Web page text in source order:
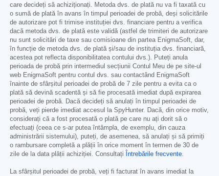
care decideți să achiziționați. Metoda dvs. de plată nu va fi taxată cu
o sumă de plată în avans în timpul perioadei de probă, deși solicitările
de autorizare pot fi trimise instituției dvs. financiare pentru a verifica
dacă metoda dvs. de plată este validă (astfel de trimiteri de autorizare
nu sunt solicitări de taxe sau comisioane din partea EnigmaSoft, dar,
în funcție de metoda dvs. de plată și/sau de instituția dvs. financiară,
acestea pot reflecta disponibilitatea contului dvs.). Puteți anula
perioada de probă prin intermediul secțiunii Contul Meu de pe site-ul
web EnigmaSoft pentru contul dvs. sau contactând EnigmaSoft
înainte de sfârșitul perioadei de probă de 7 zile pentru a evita ca o
plată să devină scadentă și să fie procesată imediat după expirarea
perioadei de probă. Dacă decideți să anulați în timpul perioadei de
probă, veți pierde imediat accesul la SpyHunter. Dacă, din orice motiv,
considerați că a fost procesată o plată pe care nu ați dorit să o
efectuați (ceea ce s-ar putea întâmpla, de exemplu, din cauza
administrării sistemului), puteți, de asemenea, să anulați și să primiți
o rambursare completă a plății în orice moment în termen de 30 de
zile de la data plății achiziției. Consultați
Întrebările frecvente
La sfârșitul perioadei de probă, veți fi facturat în avans imediat la